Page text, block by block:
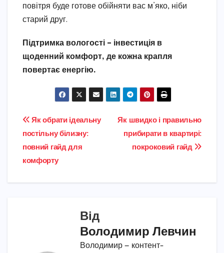
повітря буде готове обійняти вас м’яко, ніби
старий друг.
Підтримка вологості – інвестиція в
щоденний комфорт, де кожна крапля
повертає енергію.
Навігація
записів
Як швидко і правильно
прибирати в квартирі:
покроковий гайд
Як обрати ідеальну
постільну білизну:
повний гайд для
комфорту
Від
Володимир Левчин
Володимир — контент-